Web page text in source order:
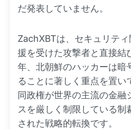
だ発表していません。
ZachXBTは、セキュリテ
援を受けた攻撃者と直接結
年、北朝鮮のハッカーは暗
ることに著しく重点を置い
同政権が世界の主流の金融
スを厳しく制限している制
された戦略的転換です。